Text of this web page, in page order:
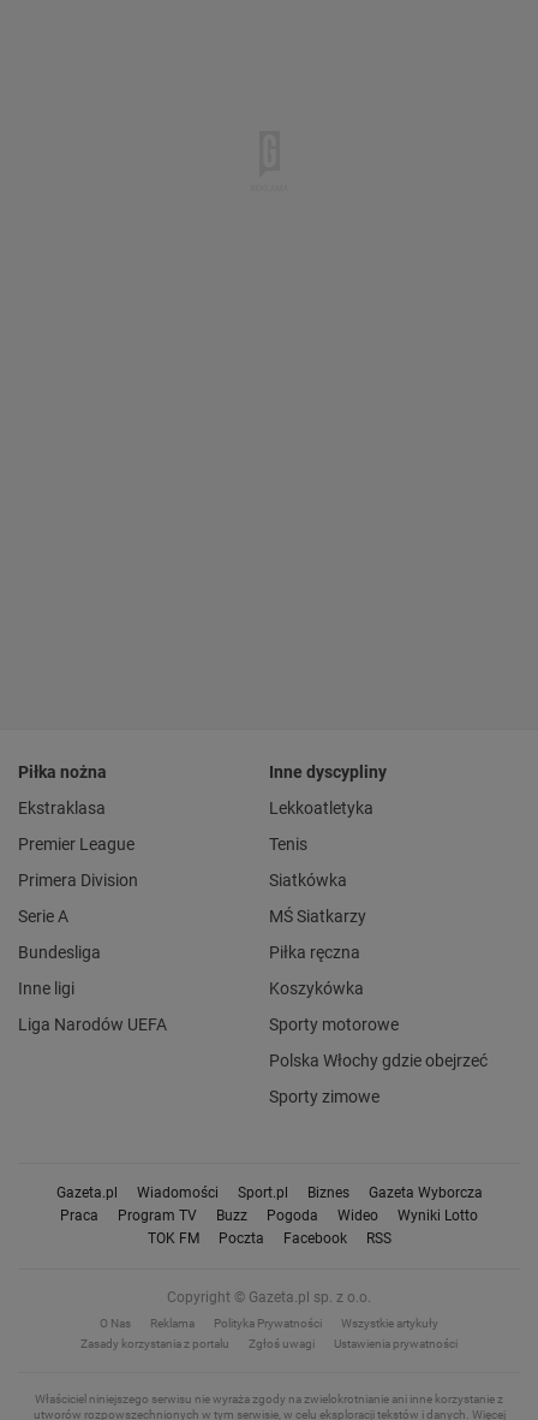
Piłka nożna
Ekstraklasa
Premier League
Primera Division
Serie A
Bundesliga
Inne ligi
Liga Narodów UEFA
Inne dyscypliny
Lekkoatletyka
Tenis
Siatkówka
MŚ Siatkarzy
Piłka ręczna
Koszykówka
Sporty motorowe
Polska Włochy gdzie obejrzeć
Sporty zimowe
Gazeta.pl Wiadomości Sport.pl Biznes
Gazeta Wyborcza
Praca
Program TV Buzz Pogoda Wideo
Wyniki Lotto
TOK FM
Poczta Facebook RSS
Copyright © Gazeta.pl sp. z o.o.
O Nas Reklama Polityka Prywatności
Wszystkie artykuły
Zasady korzystania z portalu
Zgłoś uwagi Ustawienia prywatności
Właściciel niniejszego serwisu nie wyraża zgody na zwielokrotnianie ani inne korzystanie z
utworów rozpowszechnionych w tym serwisie, w celu eksploracji tekstów i danych. Więcej